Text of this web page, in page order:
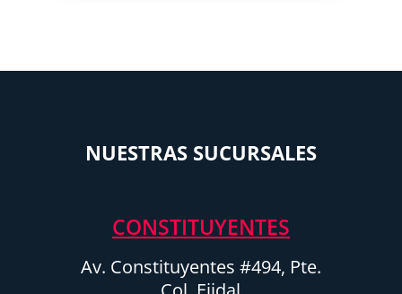
NUESTRAS SUCURSALES
CONSTITUYENTES
Av. Constituyentes #494, Pte.